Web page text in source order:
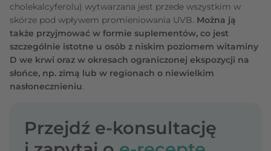
cholekalcyferolu) wytwarzana jest przede wszystkim w
skórze pod wpływem promieniowania UVB. Można ją
także przyjmować w formie suplementów, co jest
szczególnie istotne u osób z niskim poziomem witaminy
D we krwi oraz w okresach ograniczonej ekspozycji na
słońce, np. zimą lub w regionach o niewielkim
nasłonecznieniu.
Przejdź e-konsultację